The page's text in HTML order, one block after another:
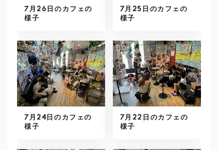
7月26日のカフェの
様子
7月25日のカフェの
様子
7月24日のカフェの
様子
7月22日のカフェの
様子